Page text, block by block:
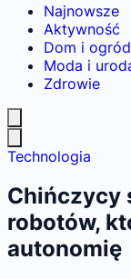
Najnowsze
Aktywność
Dom i ogród
Moda i
Zdrowie
Technologia
Chińczycy
robotów,
autonomię